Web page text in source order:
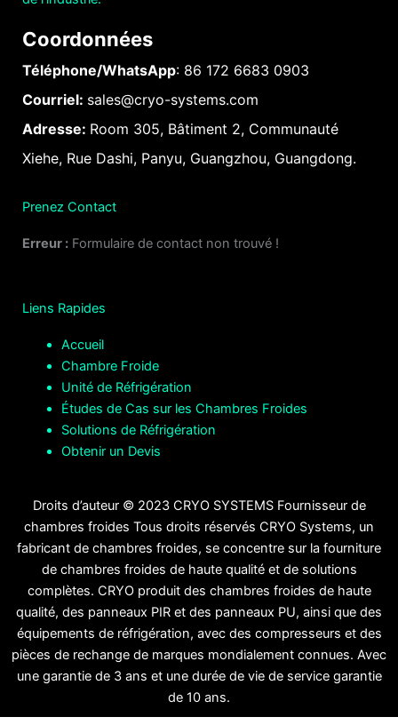
Coordonnées
Téléphone/WhatsApp: 86 172 6683 0903
Courriel: sales@cryo-systems.com
Adresse: Room 305, Bâtiment 2, Communauté
Xiehe, Rue Dashi, Panyu, Guangzhou, Guangdong.
Prenez Contact
Erreur : Formulaire de contact non trouvé !
Liens Rapides
Accueil
Chambre Froide
Unité de Réfrigération
Études de Cas sur les Chambres Froides
Solutions de Réfrigération
Obtenir un Devis
Droits d’auteur © 2023 CRYO SYSTEMS Fournisseur de
chambres froides Tous droits réservés CRYO Systems, un
fabricant de chambres froides, se concentre sur la fourniture
de chambres froides de haute qualité et de solutions
complètes. CRYO produit des chambres froides de haute
qualité, des panneaux PIR et des panneaux PU, ainsi que des
équipements de réfrigération, avec des compresseurs et des
pièces de rechange de marques mondialement connues. Avec
une garantie de 3 ans et une durée de vie de service garantie
de 10 ans.